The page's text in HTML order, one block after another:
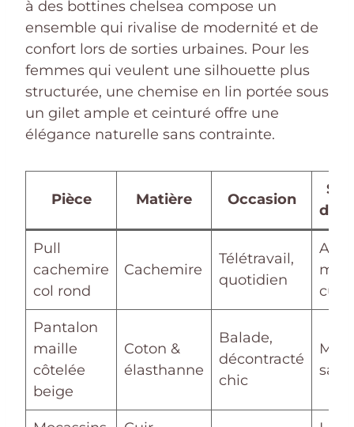
à des bottines chelsea compose un
ensemble qui rivalise de modernité et de
confort lors de sorties urbaines. Pour les
femmes qui veulent une silhouette plus
structurée, une chemise en lin portée sous
un gilet ample et ceinturé offre une
élégance naturelle sans contrainte.
Pièce Matière Occasion
Pull
cachemire
col rond
Cachemire
Télétravail,
quotidien
cuir
Pantalon
maille
côtelée
beige
Coton &
élasthanne
Balade,
décontracté
chic
sac